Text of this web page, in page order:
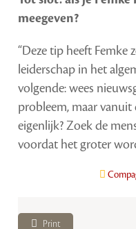
meegeven?
“Deze tip heeft Femke
leiderschap in het
volgende: wees
probleem, maar vanuit
eigenlijk? Zoek de
voordat het groter
Print